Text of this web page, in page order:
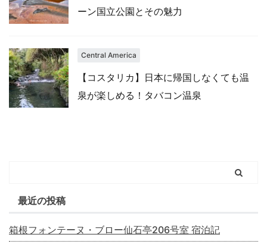
ーン国立公園とその魅力
Central America
【コスタリカ】日本に帰国しなくても温
泉が楽しめる！タバコン温泉
最近の投稿
箱根フォンテーヌ・ブロー仙石亭206号室 宿泊記